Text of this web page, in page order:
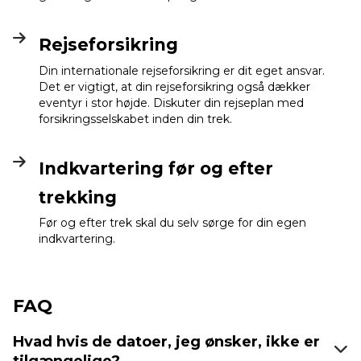
Rejseforsikring
Din internationale rejseforsikring er dit eget ansvar.
Det er vigtigt, at din rejseforsikring også dækker
eventyr i stor højde. Diskuter din rejseplan med
forsikringsselskabet inden din trek.
Indkvartering før og efter
trekking
Før og efter trek skal du selv sørge for din egen
indkvartering.
FAQ
Hvad hvis de datoer, jeg ønsker, ikke er